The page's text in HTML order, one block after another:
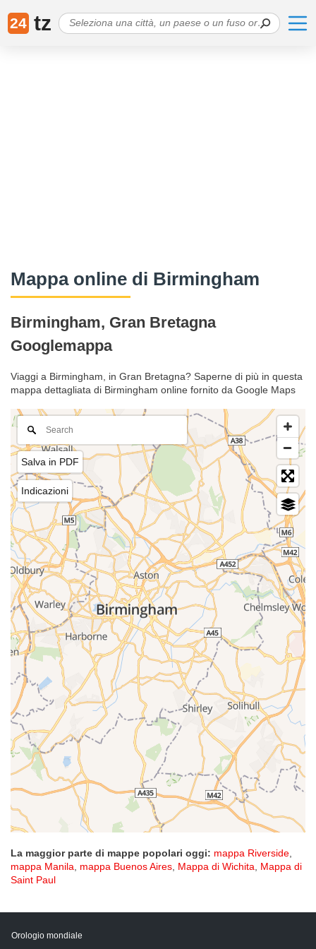
24 tz
Mappa online di Birmingham
Birmingham, Gran Bretagna
Googlemappa
Viaggi a Birmingham, in Gran Bretagna? Saperne di più in questa
mappa dettagliata di Birmingham online fornito da Google Maps
Salva in PDF
Indicazioni
La maggior parte di mappe popolari oggi: mappa Riverside,
mappa Manila, mappa Buenos Aires, Mappa di Wichita, Mappa di
Saint Paul
Orologio mondiale